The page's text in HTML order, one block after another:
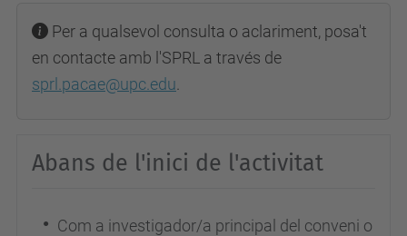
Per a qualsevol consulta o aclariment, posa't
en contacte amb l'SPRL a través de
sprl.pacae@upc.edu
Abans de l'inici de l'activitat
Com a investigador/a principal del conveni o